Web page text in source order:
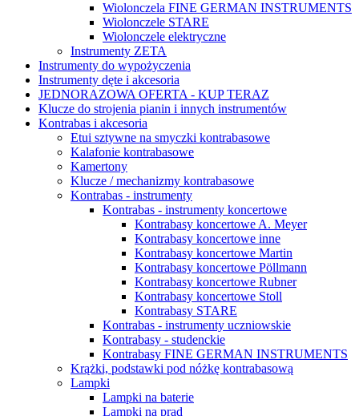
Wiolonczela FINE GERMAN INSTRUMENTS
Wiolonczele STARE
Wiolonczele elektryczne
Instrumenty ZETA
Instrumenty do wypożyczenia
Instrumenty dęte i akcesoria
JEDNORAZOWA OFERTA - KUP TERAZ
Klucze do strojenia pianin i innych instrumentów
Kontrabas i akcesoria
Etui sztywne na smyczki kontrabasowe
Kalafonie kontrabasowe
Kamertony
Klucze / mechanizmy kontrabasowe
Kontrabas - instrumenty
Kontrabas - instrumenty koncertowe
Kontrabasy koncertowe A. Meyer
Kontrabasy koncertowe inne
Kontrabasy koncertowe Martin
Kontrabasy koncertowe Pöllmann
Kontrabasy koncertowe Rubner
Kontrabasy koncertowe Stoll
Kontrabasy STARE
Kontrabas - instrumenty uczniowskie
Kontrabasy - studenckie
Kontrabasy FINE GERMAN INSTRUMENTS
Krążki, podstawki pod nóżkę kontrabasową
Lampki
Lampki na baterie
Lampki na prąd